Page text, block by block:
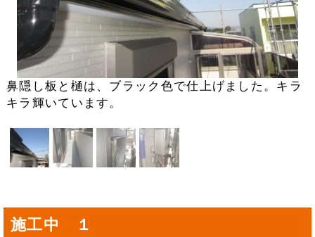
鼻隠し板と樋は、ブラック色で仕上げました。キラ
キラ輝いています。
施工中 １